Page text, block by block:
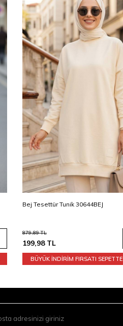
Bej Tesettür Tunik 30644BEJ
879,89TL
199,98TL
BÜYÜK İNDİRİM FIRSATI SEPETTE